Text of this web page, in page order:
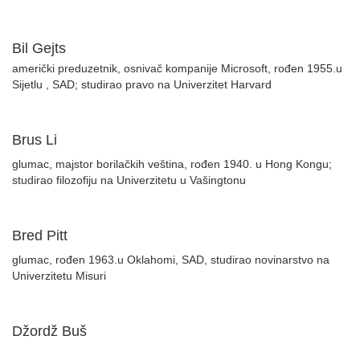
Bil Gejts
američki preduzetnik, osnivač kompanije Microsoft, rođen 1955.u
Sijetlu , SAD; studirao pravo na Univerzitet Harvard
Brus Li
glumac, majstor borilačkih veština, rođen 1940. u Hong Kongu;
studirao filozofiju na Univerzitetu u Vašingtonu
Bred Pitt
glumac, rođen 1963.u Oklahomi, SAD, studirao novinarstvo na
Univerzitetu Misuri
Džordž Buš